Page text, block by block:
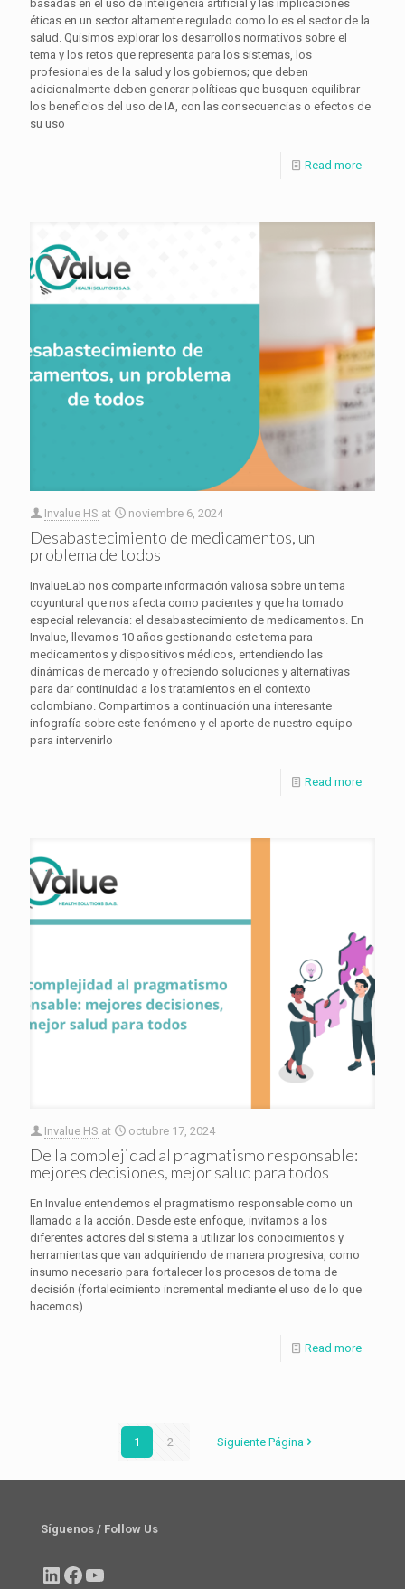
basadas en el uso de inteligencia artificial y las implicaciones
éticas en un sector altamente regulado como lo es el sector de la
salud. Quisimos explorar los desarrollos normativos sobre el
tema y los retos que representa para los sistemas, los
profesionales de la salud y los gobiernos; que deben
adicionalmente deben generar políticas que busquen equilibrar
los beneficios del uso de IA, con las consecuencias o efectos de
su uso
Read more
Invalue HS at noviembre 6, 2024
Desabastecimiento de medicamentos, un
problema de todos
InvalueLab nos comparte información valiosa sobre un tema
coyuntural que nos afecta como pacientes y que ha tomado
especial relevancia: el desabastecimiento de medicamentos. En
Invalue, llevamos 10 años gestionando este tema para
medicamentos y dispositivos médicos, entendiendo las
dinámicas de mercado y ofreciendo soluciones y alternativas
para dar continuidad a los tratamientos en el contexto
colombiano. Compartimos a continuación una interesante
infografía sobre este fenómeno y el aporte de nuestro equipo
para intervenirlo
Read more
Invalue HS at octubre 17, 2024
De la complejidad al pragmatismo responsable:
mejores decisiones, mejor salud para todos
En Invalue entendemos el pragmatismo responsable como un
llamado a la acción. Desde este enfoque, invitamos a los
diferentes actores del sistema a utilizar los conocimientos y
herramientas que van adquiriendo de manera progresiva, como
insumo necesario para fortalecer los procesos de toma de
decisión (fortalecimiento incremental mediante el uso de lo que
hacemos).
Read more
1 2 Siguiente Página
Síguenos / Follow Us
LinkedIn
Facebook
YouTube